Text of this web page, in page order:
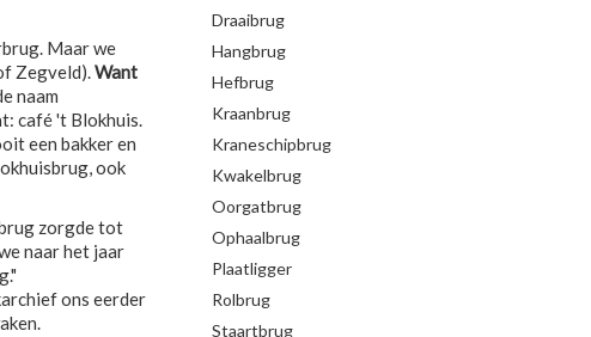
Maar we
Zegveld).Want
naam
café 't Blokhuis.
een bakker en
ook
zorgde tot
naar het jaar
ons eerder
Draaibrug
Hangbrug
Hefbrug
Kraanbrug
Kraneschipbrug
Kwakelbrug
Oorgatbrug
Ophaalbrug
Plaatligger
Rolbrug
Staartbrug